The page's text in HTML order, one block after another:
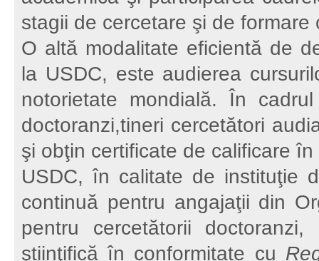
stagii de cercetare şi de formare
O altă modalitate eficientă de
la USDC, este audierea
notorietate mondială. În
doctoranzi,tineri cercetători
şi obţin certificate de calificare
USDC, în calitate de instituţie
continuă pentru angajaţii din
pentru cercetătorii
ştiinţifică în conformitate cu